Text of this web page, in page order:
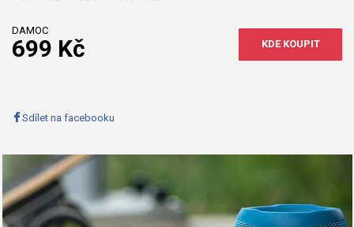
DAMOC
699 Kč KDE KOUPIT
Sdílet na facebooku